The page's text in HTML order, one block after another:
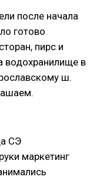
после начала
готово
пирс и
водохранилище в
ш.
СЭ
маркетинг